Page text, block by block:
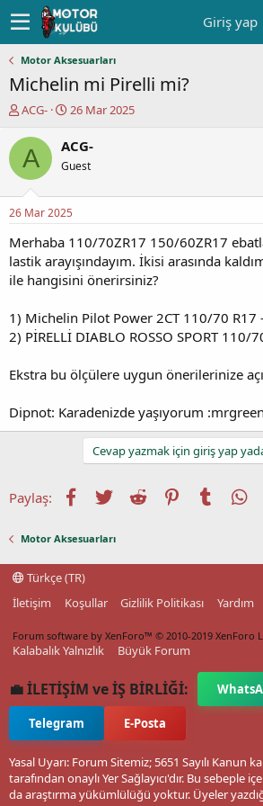
Giriş yap
Motor Aksesuarları
Michelin mi Pirelli mi?
K
n
u
y
b
a
ş
a
t
n
ACG-
B
ş
a
g
ı
ç
a
r
h
i
26 Mar 2025
A ACG-
Guest
26 Mar 2025
Merhaba 110/70ZR17 150/60ZR17
lastik arayışındayım. İkisi arasında
ile hangisini önerirsiniz?
1) Michelin Pilot Power 2CT 110/70 R17
2) PİRELLİ DIABLO ROSSO SPORT
Ekstra bu ölçülere uygun önerilerinize
Dipnot: Karadenizde yaşıyorum
Cevap yazmak için giriş yap
Paylaş: Facebook
TwitterReddit PinterestTumblr
Motor Aksesuarları
Türkçe (TR)
İletişim
Koşullar Gizlilik Politikası Yardım
Forum software by XenForo™ © 2010-2019 XenForo
Kalabalık Yalnızlık Büyük Forum
💼 İLETİŞİM ve İŞ BİRLİĞİ:
Telegram E-Posta
Yasal Uyarı: Forum Sitemiz; 5651 Sayılı Kanun
tarafından onaylı Yer Sağlayıcı'dır. Bu sebeple
da araştırma yükümlülüğü yoktur. Üyeler